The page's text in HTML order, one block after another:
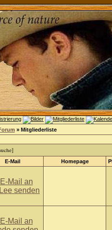
» Mitgliederliste
]
E-Mail Homepage